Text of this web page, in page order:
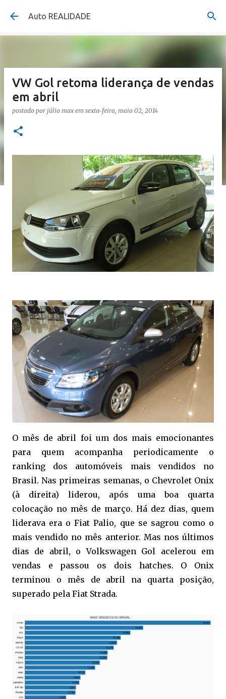
Pular para o conteúdo principal
Auto REALIDADE
VW Gol retoma liderança de vendas
em abril
postado por júlio max em sexta-feira, maio 02, 2014
O mês de abril foi um dos mais emocionantes
para quem acompanha periodicamente o
ranking dos automóveis mais vendidos no
Brasil. Nas primeiras semanas, o Chevrolet Onix
(à direita) liderou, após uma boa quarta
colocação no mês de março. Há dez dias, quem
liderava era o Fiat Palio, que se sagrou como o
mais vendido no mês anterior. Mas nos últimos
dias de abril, o Volkswagen Gol acelerou em
vendas e passou os dois hatches. O Onix
terminou o mês de abril na quarta posição,
superado pela Fiat Strada.